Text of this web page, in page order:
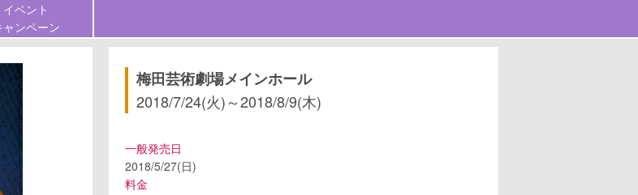
イベント
ャンペーン
梅田芸術劇場メインホール
2018/7/24(火)～2018/8/9(木)
一般発売日
2018/5/27(日)
料金